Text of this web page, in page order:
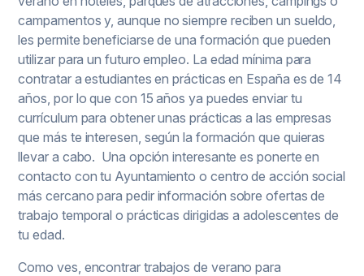
campamentos y, aunque no siempre reciben un sueldo,
les permite beneficiarse de una formación que pueden
utilizar para un futuro empleo. La edad mínima para
contratar a estudiantes en prácticas en España es de 14
años, por lo que con 15 años ya puedes enviar tu
currículum para obtener unas prácticas a las empresas
que más te interesen, según la formación que quieras
llevar a cabo. Una opción interesante es ponerte en
contacto con tu Ayuntamiento o centro de acción social
más cercano para pedir información sobre ofertas de
trabajo temporal o prácticas dirigidas a adolescentes de
tu edad.
Como ves, encontrar trabajos de verano para